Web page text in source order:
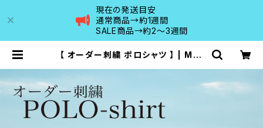
現在の発送目安
通常商品→約1週間
SALE商品→約2〜3週間
【 オーダー刺繍 ポロシャツ 】 | MAI